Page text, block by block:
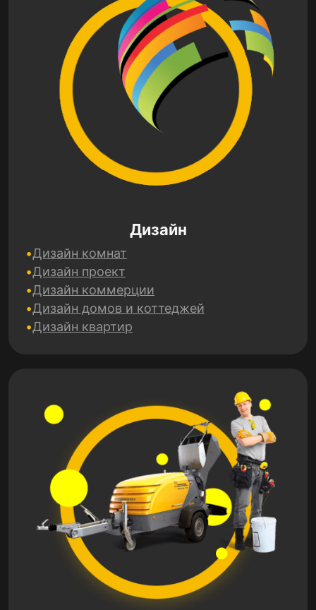
Дизайн
Дизайн комнат
Дизайн проект
Дизайн коммерции
Дизайн домов и коттеджей
Дизайн квартир